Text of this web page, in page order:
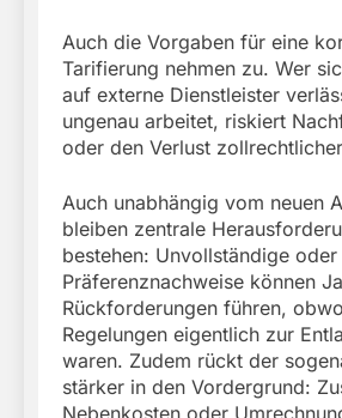
Auch die Vorgaben für eine
Tarifierung nehmen zu. Wer
auf externe Dienstleister
ungenau arbeitet, riskiert
oder den Verlust
Auch unabhängig vom neuen
bleiben zentrale
bestehen: Unvollständige
Präferenznachweise können
Rückforderungen führen,
Regelungen eigentlich zur
waren. Zudem rückt der
stärker in den Vordergrund:
Nebenkosten oder